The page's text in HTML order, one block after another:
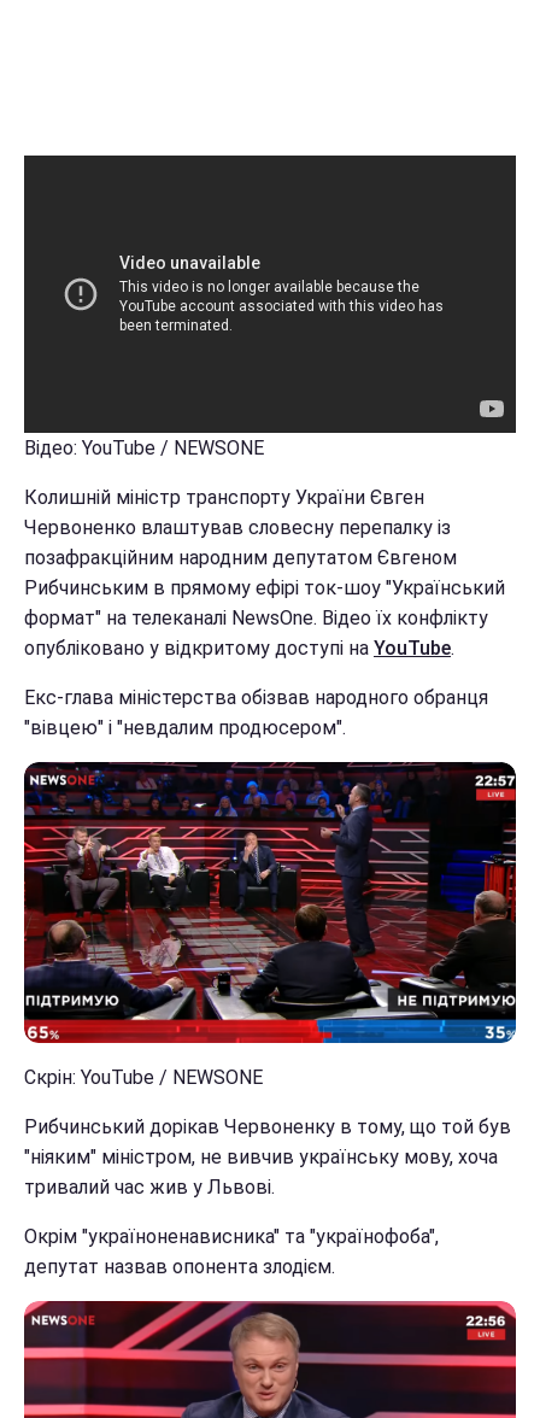
Відео: YouTube / NEWSONE
Колишній міністр транспорту України Євген
Червоненко влаштував словесну перепалку із
позафракційним народним депутатом Євгеном
Рибчинським в прямому ефірі ток-шоу "Український
формат" на телеканалі NewsOne. Відео їх конфлікту
опубліковано у відкритому доступі на YouTube.
Екс-глава міністерства обізвав народного обранця
"вівцею" і "невдалим продюсером".
Скрін: YouTube / NEWSONE
Рибчинський дорікав Червоненку в тому, що той був
"ніяким" міністром, не вивчив українську мову, хоча
тривалий час жив у Львові.
Окрім "україноненависника" та "українофоба",
депутат назвав опонента злодієм.